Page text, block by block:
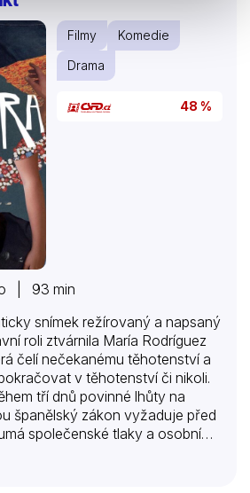
Filmy
Komedie
Drama
48 %
| 93 min
snímek režírovaný a napsaný
roli ztvárnila María Rodríguez
čelí nečekanému těhotenství a
v těhotenství či nikoli.
tří dnů povinné lhůty na
španělský zákon vyžaduje před
společenské tlaky a osobní